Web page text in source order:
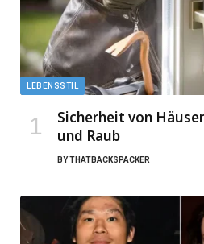
LEBENSSTIL
Sicherheit von
und Raub
BY THATBACKSPACKER